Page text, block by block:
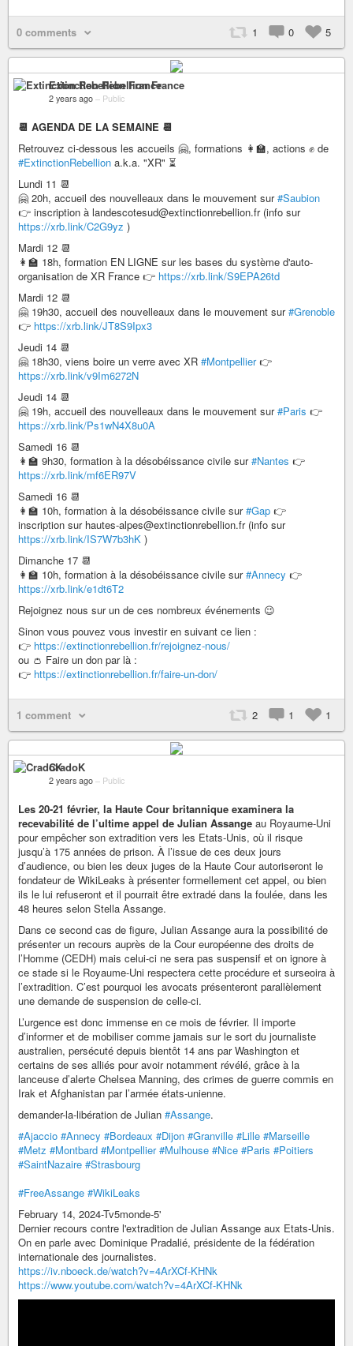
0 comments 1 0 5
Extinction Rebellion France
2 years ago – Public
📆 AGENDA DE LA SEMAINE 📆
Retrouvez ci-dessous les accueils 🤗, formations 👩‍🏫, actions ✊ de
#ExtinctionRebellion a.k.a. "XR" ⏳
Lundi 11 📆
🤗 20h, accueil des nouvelleaux dans le mouvement sur#Saubion
👉 inscription à landescotesud@extinctionrebellion.fr (info sur
https://xrb.link/C2G9yz )
Mardi 12 📆
👩‍🏫 18h, formation EN LIGNE sur les bases du système d'auto-
organisation de XR France 👉 https://xrb.link/S9EPA26td
Mardi 12 📆
🤗 19h30, accueil des nouvelleaux dans le mouvement sur#Grenoble
👉 https://xrb.link/JT8S9Ipx3
Jeudi 14 📆
🤗 18h30, viens boire un verre avec XR #Montpellier👉
https://xrb.link/v9Im6272N
Jeudi 14 📆
🤗 19h, accueil des nouvelleaux dans le mouvement sur#Paris 👉
https://xrb.link/Ps1wN4X8u0A
Samedi 16 📆
👩‍🏫 9h30, formation à la désobéissance civile sur#Nantes 👉
https://xrb.link/mf6ER97V
Samedi 16 📆
👩‍🏫 10h, formation à la désobéissance civile sur#Gap 👉
inscription sur hautes-alpes@extinctionrebellion.fr (info sur
https://xrb.link/IS7W7b3hK )
Dimanche 17 📆
👩‍🏫 10h, formation à la désobéissance civile sur#Annecy 👉
https://xrb.link/e1dt6T2
Rejoignez nous sur un de ces nombreux événements 😉
Sinon vous pouvez vous investir en suivant ce lien :
👉 https://extinctionrebellion.fr/rejoignez-nous/
ou 👛 Faire un don par là :
👉 https://extinctionrebellion.fr/faire-un-don/
1 comment 2 1 1
CradoK
2 years ago – Public
Les 20-21 février, la Haute Cour britannique examinera la
recevabilité de l’ultime appel de Julian Assange au Royaume-Uni
pour empêcher son extradition vers les Etats-Unis, où il risque
jusqu’à 175 années de prison. À l’issue de ces deux jours
d’audience, ou bien les deux juges de la Haute Cour autoriseront le
fondateur de WikiLeaks à présenter formellement cet appel, ou bien
ils le lui refuseront et il pourrait être extradé dans la foulée, dans les
48 heures selon Stella Assange.
Dans ce second cas de figure, Julian Assange aura la possibilité de
présenter un recours auprès de la Cour européenne des droits de
l’Homme (CEDH) mais celui-ci ne sera pas suspensif et on ignore à
ce stade si le Royaume-Uni respectera cette procédure et surseoira à
l’extradition. C’est pourquoi les avocats présenteront parallèlement
une demande de suspension de celle-ci.
L’urgence est donc immense en ce mois de février. Il importe
d’informer et de mobiliser comme jamais sur le sort du journaliste
australien, persécuté depuis bientôt 14 ans par Washington et
certains de ses alliés pour avoir notamment révélé, grâce à la
lanceuse d’alerte Chelsea Manning, des crimes de guerre commis en
Irak et Afghanistan par l’armée états-unienne.
demander-la-libération de Julian #Assange.
#Ajaccio #Annecy #Bordeaux #Dijon #Granville #Lille #Marseille
#Metz #Montbard #Montpellier #Mulhouse #Nice #Paris #Poitiers
#SaintNazaire #Strasbourg
#FreeAssange #WikiLeaks
February 14, 2024-Tv5monde-5'
Dernier recours contre l'extradition de Julian Assange aux Etats-Unis.
On en parle avec Dominique Pradalié, présidente de la fédération
internationale des journalistes.
https://iv.nboeck.de/watch?v=4ArXCf-KHNk
https://www.youtube.com/watch?v=4ArXCf-KHNk